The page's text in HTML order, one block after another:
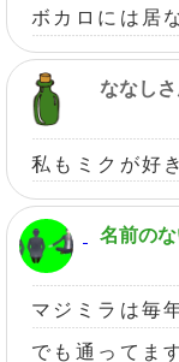
ボカロには居
ななし
私もミクが好き
名前の
マジミラは毎
でも通ってま